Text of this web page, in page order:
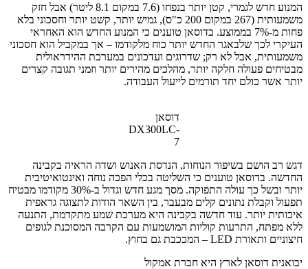
המנוע חדש לגמרי, קטן יותר בנפחו (7.6 במקום 8.1 ליטר) אבל חזק
משמעותית (267 במקום 200 כ"ס), גמיש יותר, קשט יותר וחסכוני בלא
פחות מ-7% בממוצע. בדוסאן טוענים כי המנוע החדש הוא האחראי
העיקרי לכך שלבאגר החדש יותר כוח מלקודמו – אך במקביל הוא חסכוני
משמעותית, אבל לא רק; שדרוגים ועדכונים במערכת ההידראולית
מבטיחים פעולה חלקה יותר, מהלכים מהירים יותר וזמני תגובה קצרים
יותר אשר כולם יחד תורמים לייעול העבודה.
דוסאן
DX300LC-
7
דגש רב הושם בשיפור הנוחות, הנדסת האנוש ושדה הראיה בקבינה
החדשה. בדוסאן טוענים כי השליטה בכלי הפכה נוחה ואינטואיטיבית
יותר ובשל כך עולה התפוקה. מסך מגע חדש וגדול ב-30% מקודמו מבטיח
תפעול וקבלת נתונים קלים מבעבר, בין השאר הודות לתצוגה גראפית
איכותית יותר. עוד חדשה בקבינה היא מערכת שמע מתקדמת, התנעה
ללא מפתח, התרעות קוליות המושמעות עם הקרבה המסוכנת לגופים
חיצוניים ותאורת LED – המככבת גם בחוץ.
יבואנית דוסאן לארץ היא חברת אמקול